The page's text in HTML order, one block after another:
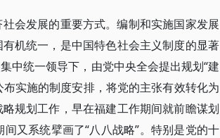
会发展的重要方式。编制和实施国家发展
机统一，是中国特色社会主义制度的显著
中统一领导下，由党中央全会提出规划“建
实施的制度安排，将党的主张有效转化为
规划工作，早在福建工作期间就前瞻谋划
又系统擘画了“八八战略”。特别是党的十